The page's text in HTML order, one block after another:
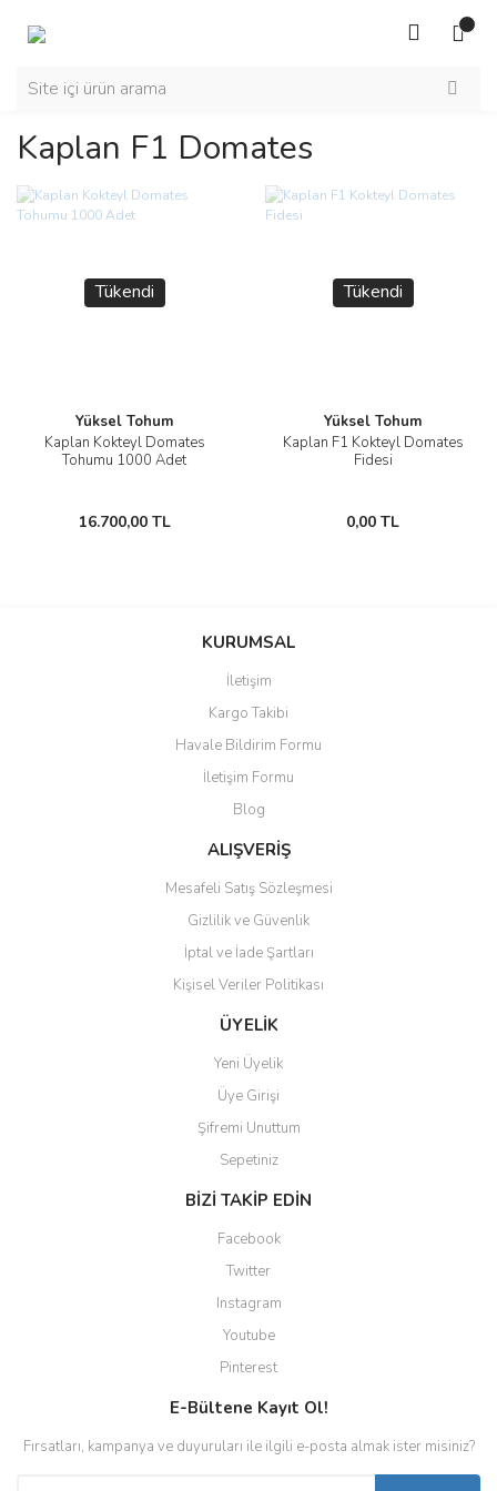
Kaplan F1 Domates
Tükendi
Yüksel Tohum
Kaplan Kokteyl Domates
Tohumu 1000 Adet
16.700,00 TL
Tükendi
Yüksel Tohum
Kaplan F1 Kokteyl Domates
Fidesi
0,00 TL
KURUMSAL
İletişim
Kargo Takibi
Havale Bildirim Formu
İletişim Formu
Blog
ALIŞVERİŞ
Mesafeli Satış Sözleşmesi
Gizlilik ve Güvenlik
İptal ve İade Şartları
Kişisel Veriler Politikası
ÜYELİK
Yeni Üyelik
Üye Girişi
Şifremi Unuttum
Sepetiniz
BİZİ TAKİP EDİN
Facebook
Twitter
Instagram
Youtube
Pinterest
E-Bültene Kayıt Ol!
Fırsatları, kampanya ve duyuruları ile ilgili e-posta almak ister misiniz?